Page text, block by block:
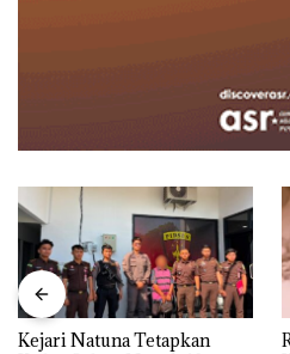
Kejari Natuna Tetapkan